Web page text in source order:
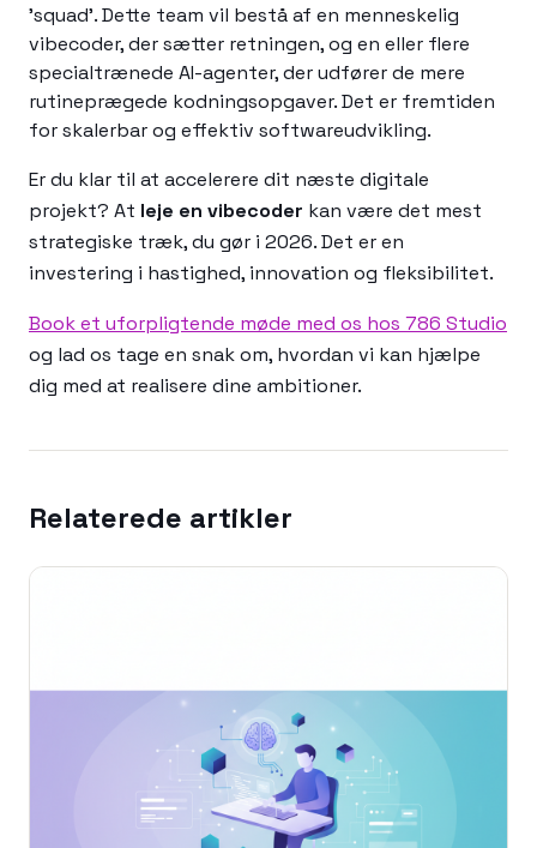
'squad'. Dette team vil bestå af en menneskelig
vibecoder, der sætter retningen, og en eller flere
specialtrænede AI-agenter, der udfører de mere
rutineprægede kodningsopgaver. Det er fremtiden
for skalerbar og effektiv softwareudvikling.
Er du klar til at accelerere dit næste digitale
projekt? At leje en vibecoder kan være det mest
strategiske træk, du gør i 2026. Det er en
investering i hastighed, innovation og fleksibilitet.
Book et uforpligtende møde med os hos 786 Studio
og lad os tage en snak om, hvordan vi kan hjælpe
dig med at realisere dine ambitioner.
Relaterede artikler